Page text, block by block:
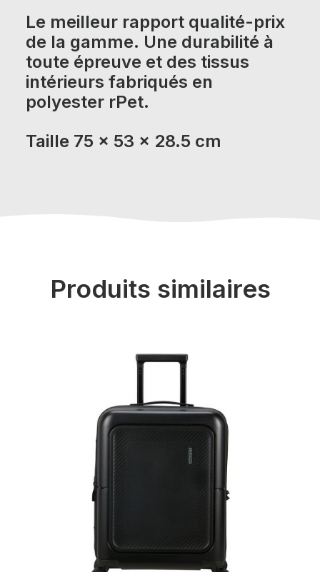
Le meilleur rapport qualité-prix
de la gamme. Une durabilité à
toute épreuve et des tissus
intérieurs fabriqués en
polyester rPet.
Taille 75 x 53 x 28.5 cm
Produits similaires